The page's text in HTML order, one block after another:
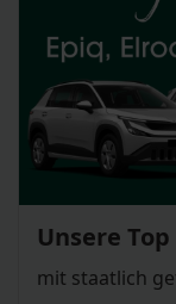
Unsere
mit staatlich